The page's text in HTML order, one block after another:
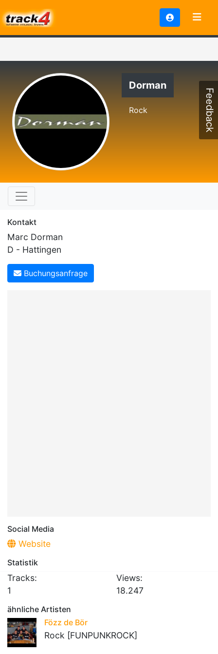
Dorman
Rock
Kontakt
Marc Dorman
D - Hattingen
Buchungsanfrage
Social Media
Website
Statistik
Tracks:
1
Views:
18.247
ähnliche Artisten
Fözz de Bör
Rock [FUNPUNKROCK]
Feedback